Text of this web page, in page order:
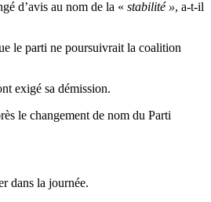
d’avis au nom de la « stabilité », a-t-il
le parti ne poursuivrait la coalition
exigé sa démission.
le changement de nom du Parti
dans la journée.